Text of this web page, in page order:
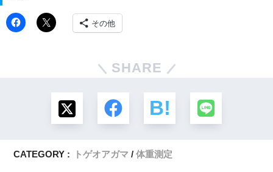
その他
SHARE
CATEGORY : トゲオアガマ 体重測定